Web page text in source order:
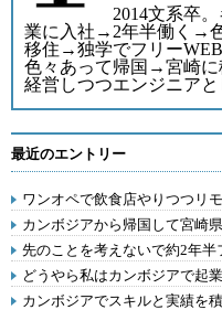
2014文系卒
業に入社→2年半働く→
移住→独学でフリー
色々あって帰国→宮崎
経営しつつエンジニア
最近のエントリー
ワンオペで飲食店やりつつリ
カンボジアから帰国して宮崎
先のことを考えないで約2年
どうやら私はカンボジアで起
カンボジアでスキルと実績を